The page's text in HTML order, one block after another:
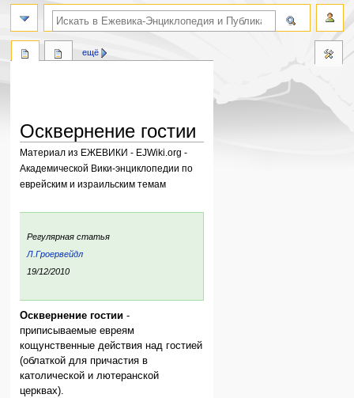
Осквернение гостии
Материал из ЕЖЕВИКИ - EJWiki.org -
Академической Вики-энциклопедии по
еврейским и израильским темам
Перейти
навигации
Перейти
поиску
Регулярная статья
Л.Гроервейдл
19/12/2010
Осквернение гостии -
приписываемые евреям
кощунственные действия над гостией
(облаткой для причастия в
католической и лютеранской
церквах).
ещё
поиск по словам